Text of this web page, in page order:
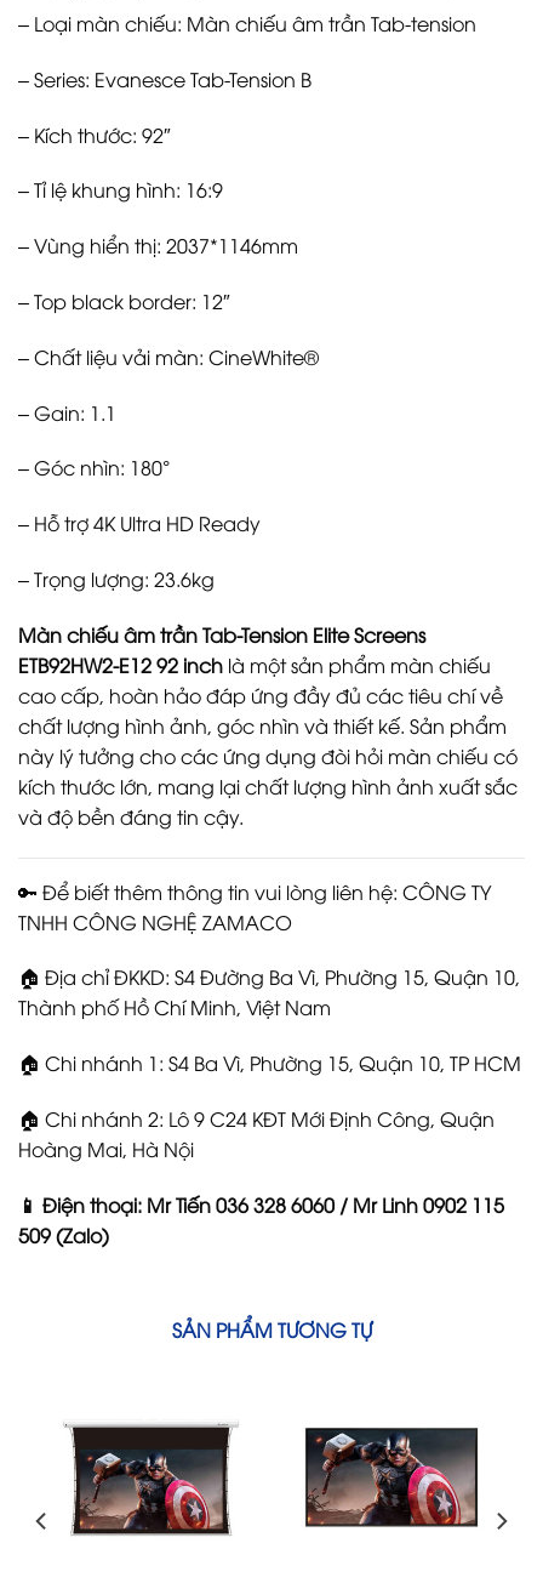
– Loại màn chiếu: Màn chiếu âm trần Tab-tension
– Series: Evanesce Tab-Tension B
– Kích thước: 92″
– Tỉ lệ khung hình: 16:9
– Vùng hiển thị: 2037*1146mm
– Top black border: 12″
– Chất liệu vải màn: CineWhite®
– Gain: 1.1
– Góc nhìn: 180°
– Hỗ trợ 4K Ultra HD Ready
– Trọng lượng: 23.6kg
Màn chiếu âm trần Tab-Tension Elite Screens
ETB92HW2-E12 92 inch là một sản phẩm màn chiếu
cao cấp, hoàn hảo đáp ứng đầy đủ các tiêu chí về
chất lượng hình ảnh, góc nhìn và thiết kế. Sản phẩm
này lý tưởng cho các ứng dụng đòi hỏi màn chiếu có
kích thước lớn, mang lại chất lượng hình ảnh xuất sắc
và độ bền đáng tin cậy.
🔑 Để biết thêm thông tin vui lòng liên hệ: CÔNG TY
TNHH CÔNG NGHỆ ZAMACO
🏠 Địa chỉ ĐKKD: S4 Đường Ba Vì, Phường 15, Quận 10,
Thành phố Hồ Chí Minh, Việt Nam
🏠 Chi nhánh 1: S4 Ba Vì, Phường 15, Quận 10, TP HCM
🏠 Chi nhánh 2: Lô 9 C24 KĐT Mới Định Công, Quận
Hoàng Mai, Hà Nội
📱 Điện thoại: Mr Tiến 036 328 6060 / Mr Linh 0902 115
509 (Zalo)
SẢN PHẨM TƯƠNG TỰ